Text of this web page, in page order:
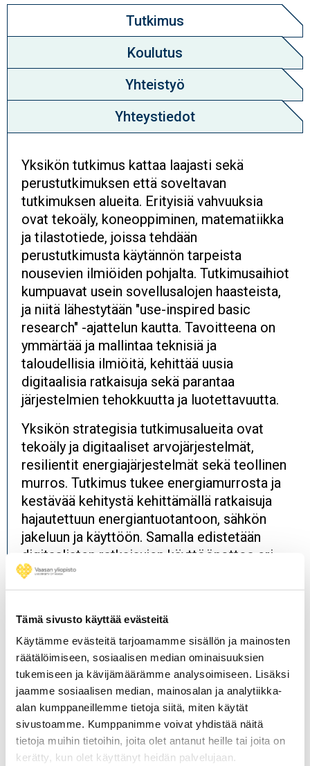
Tämä sivusto käyttää evästeitä
Käytämme evästeitä tarjoamamme sisällön ja mainosten
räätälöimiseen, sosiaalisen median ominaisuuksien
tukemiseen ja kävijämäärämme analysoimiseen. Lisäksi
jaamme sosiaalisen median, mainosalan ja analytiikka-
alan kumppaneillemme tietoja siitä, miten käytät
sivustoamme. Kumppanimme voivat yhdistää näitä
tietoja muihin tietoihin, joita olet antanut heille tai joita on
kerätty, kun olet käyttänyt heidän palvelujaan.
Tutkimus
Koulutus
Yhteistyö
Yhteystiedot
Yksikön tutkimus kattaa laajasti sekä
perustutkimuksen että soveltavan
tutkimuksen alueita. Erityisiä vahvuuksia
ovat tekoäly, koneoppiminen, matematiikka
ja tilastotiede, joissa tehdään
perustutkimusta käytännön tarpeista
nousevien ilmiöiden pohjalta. Tutkimusaihiot
kumpuavat usein sovellusalojen haasteista,
ja niitä lähestytään "use-inspired basic
research" -ajattelun kautta. Tavoitteena on
ymmärtää ja mallintaa teknisiä ja
taloudellisia ilmiöitä, kehittää uusia
digitaalisia ratkaisuja sekä parantaa
järjestelmien tehokkuutta ja luotettavuutta.
Yksikön strategisia tutkimusalueita ovat
tekoäly ja digitaaliset arvojärjestelmät,
resilientit energiajärjestelmät sekä teollinen
murros. Tutkimus tukee energiamurrosta ja
kestävää kehitystä kehittämällä ratkaisuja
hajautettuun energiantuotantoon, sähkön
jakeluun ja käyttöön. Samalla edistetään
digitaalisten ratkaisujen käyttöönottoa eri
toimialojen arvoketjuissa, mikä lisää
tuottavuutta ja kilpailukykyä.
Tutkimusryhmät:
Energiasiirtymä ja energiamurros:
Kyberfyysiset järjestelmät
Matemaattinen ja tilastollinen mallintaminen
Networked Value Systems
Tehokkaat polttomoottorit
Uusiutuva energia ja rakennettu ympäristö
Älykkäät sähköjärjestelmät